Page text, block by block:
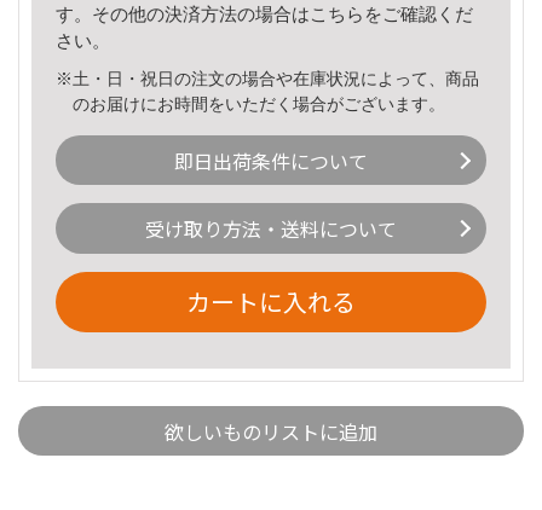
す。その他の決済方法の場合はこちら をご確認くだ
さい。
※土・日・祝日の注文の場合や在庫状況によって、商品
のお届けにお時間をいただく場合がございます。
即日出荷条件について
受け取り方法・送料について
カートに入れる
欲しいものリストに追加